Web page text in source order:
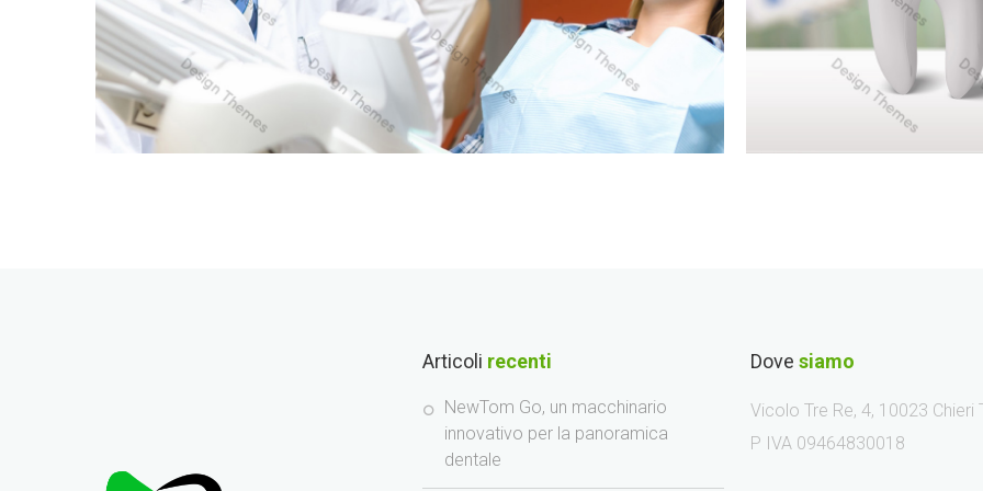
Articoli recenti
NewTom Go, un macchinario
innovativo per la panoramica
dentale
Dove siamo
Vicolo Tre Re, 4, 10023 Chieri
P IVA 09464830018